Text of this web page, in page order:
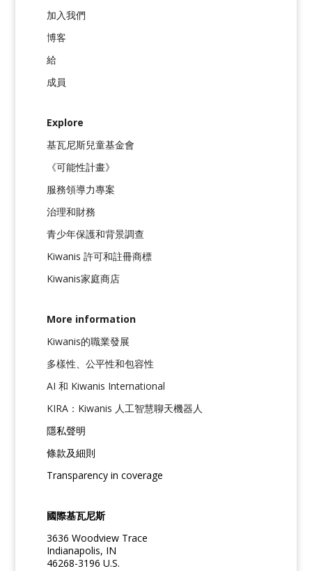
加入我們
博客
給
成員
Explore
基瓦尼斯兒童基金會
《可能性計畫》
服務領導力專案
治理和財務
青少年保護和背景調查
Kiwanis 許可和註冊商標
Kiwanis家庭商店
More information
Kiwanis的職業發展
多樣性、公平性和包容性
AI 和 Kiwanis International
KIRA：Kiwanis 人工智慧聊天機器人
隱私聲明
條款及細則
Transparency in coverage
國際基瓦尼斯
3636 Woodview Trace
Indianapolis, IN
46268-3196 U.S.